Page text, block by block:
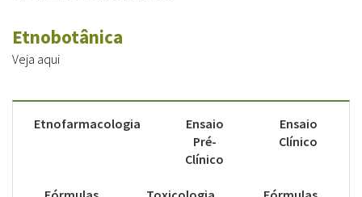
Etnobotânica
Veja aqui
Etnofarmacologia
Ensaio
Pré-
Clínico
Ensaio
Clínico